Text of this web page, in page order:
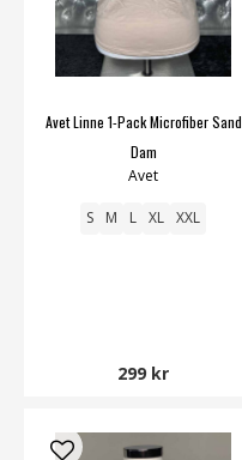
Avet Linne 1-Pack Microfiber Sand
Dam
Avet
S M L XL XXL
299 kr